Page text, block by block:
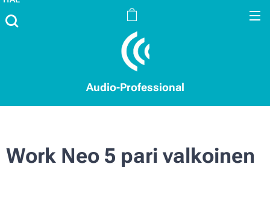
Audio-Professional
Work Neo 5 pari valkoinen